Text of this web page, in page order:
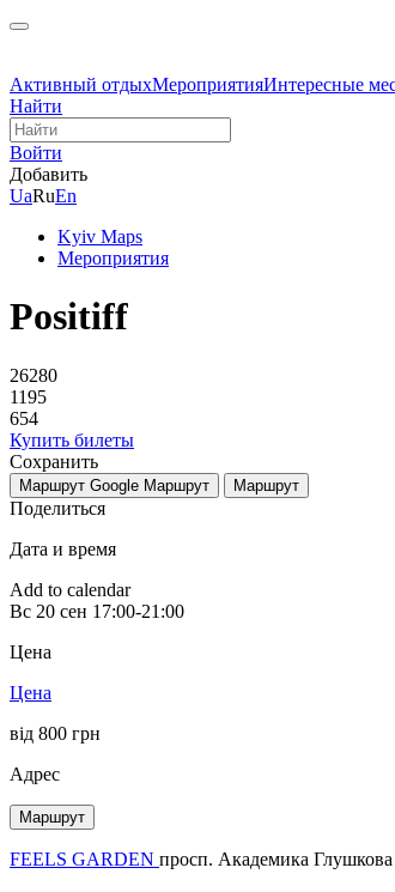
Активный отдыхМероприятияИнтересные
Найти
Войти
Добавить
UaRuEn
Kyiv Maps
Мероприятия
Positiff
26280
1195
654
Купить билеты
Сохранить
Маршрут Google Маршрут Маршрут
Поделиться
Дата и время
Add to calendar
Вс 20 сен 17:00-21:00
Цена
Цена
від 800 грн
Адрес
Маршрут
FEELS GARDEN просп. Академика Глушкова